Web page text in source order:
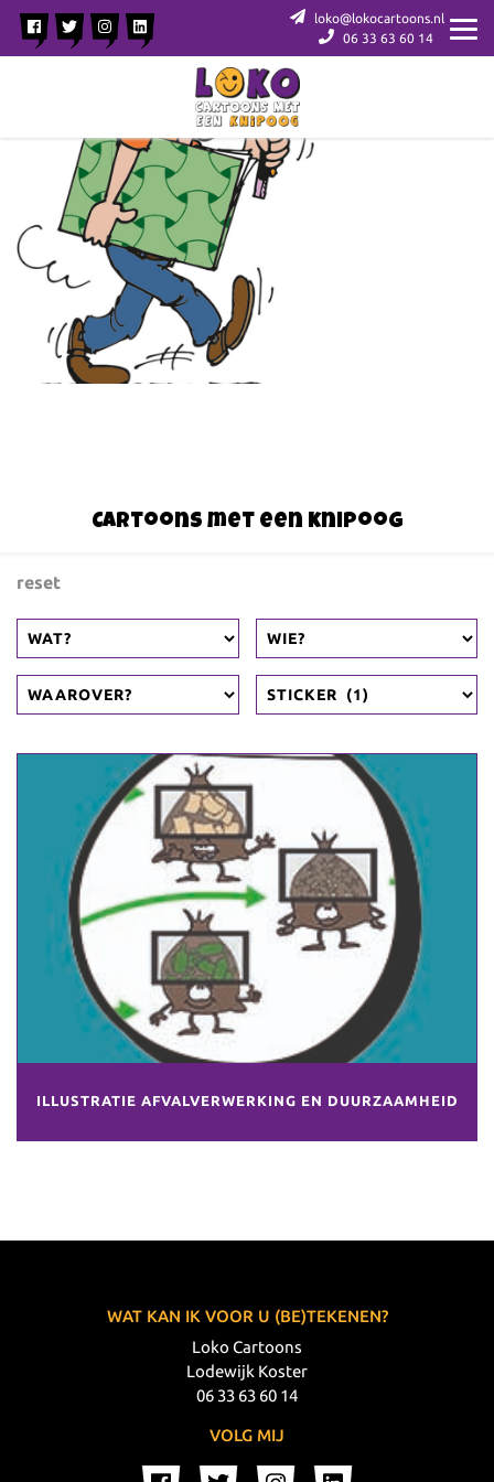
loko@lokocartoons.nl
06 33 63 60 14
Cartoons met een knipoog
reset
ILLUSTRATIE AFVALVERWERKING EN DUURZAAMHEID
WAT KAN IK VOOR U (BE)TEKENEN?
Loko Cartoons
Lodewijk Koster
06 33 63 60 14
VOLG MIJ